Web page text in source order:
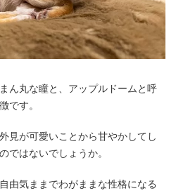
ん丸な瞳と、アップルドームと呼
です。
見が可愛いことから甘やかしてし
ではないでしょうか。
由気ままでわがままな性格になる